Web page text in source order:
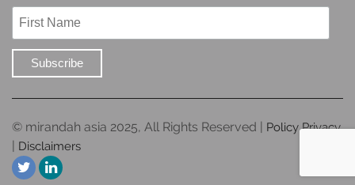
© mirandah asia 2025, All Rights Reserved | Policy Privacy
| Disclaimers